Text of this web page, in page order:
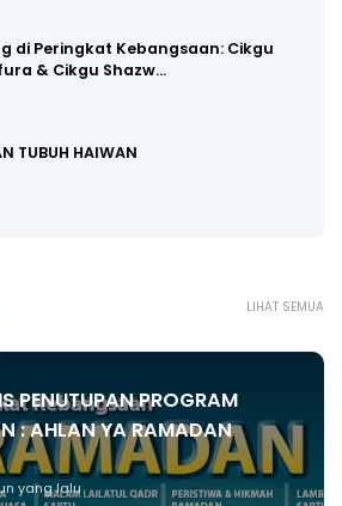
di Peringkat Kebangsaan: Cikgu
& Cikgu Shazw…
TUBUH HAIWAN
LIHAT SEMUA
PENUTUPAN PROGRAM
: AHLAN YA RAMADAN
yang lalu